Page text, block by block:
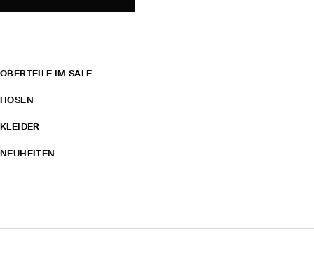
OBERTEILE IM SALE
HOSEN
KLEIDER
NEUHEITEN